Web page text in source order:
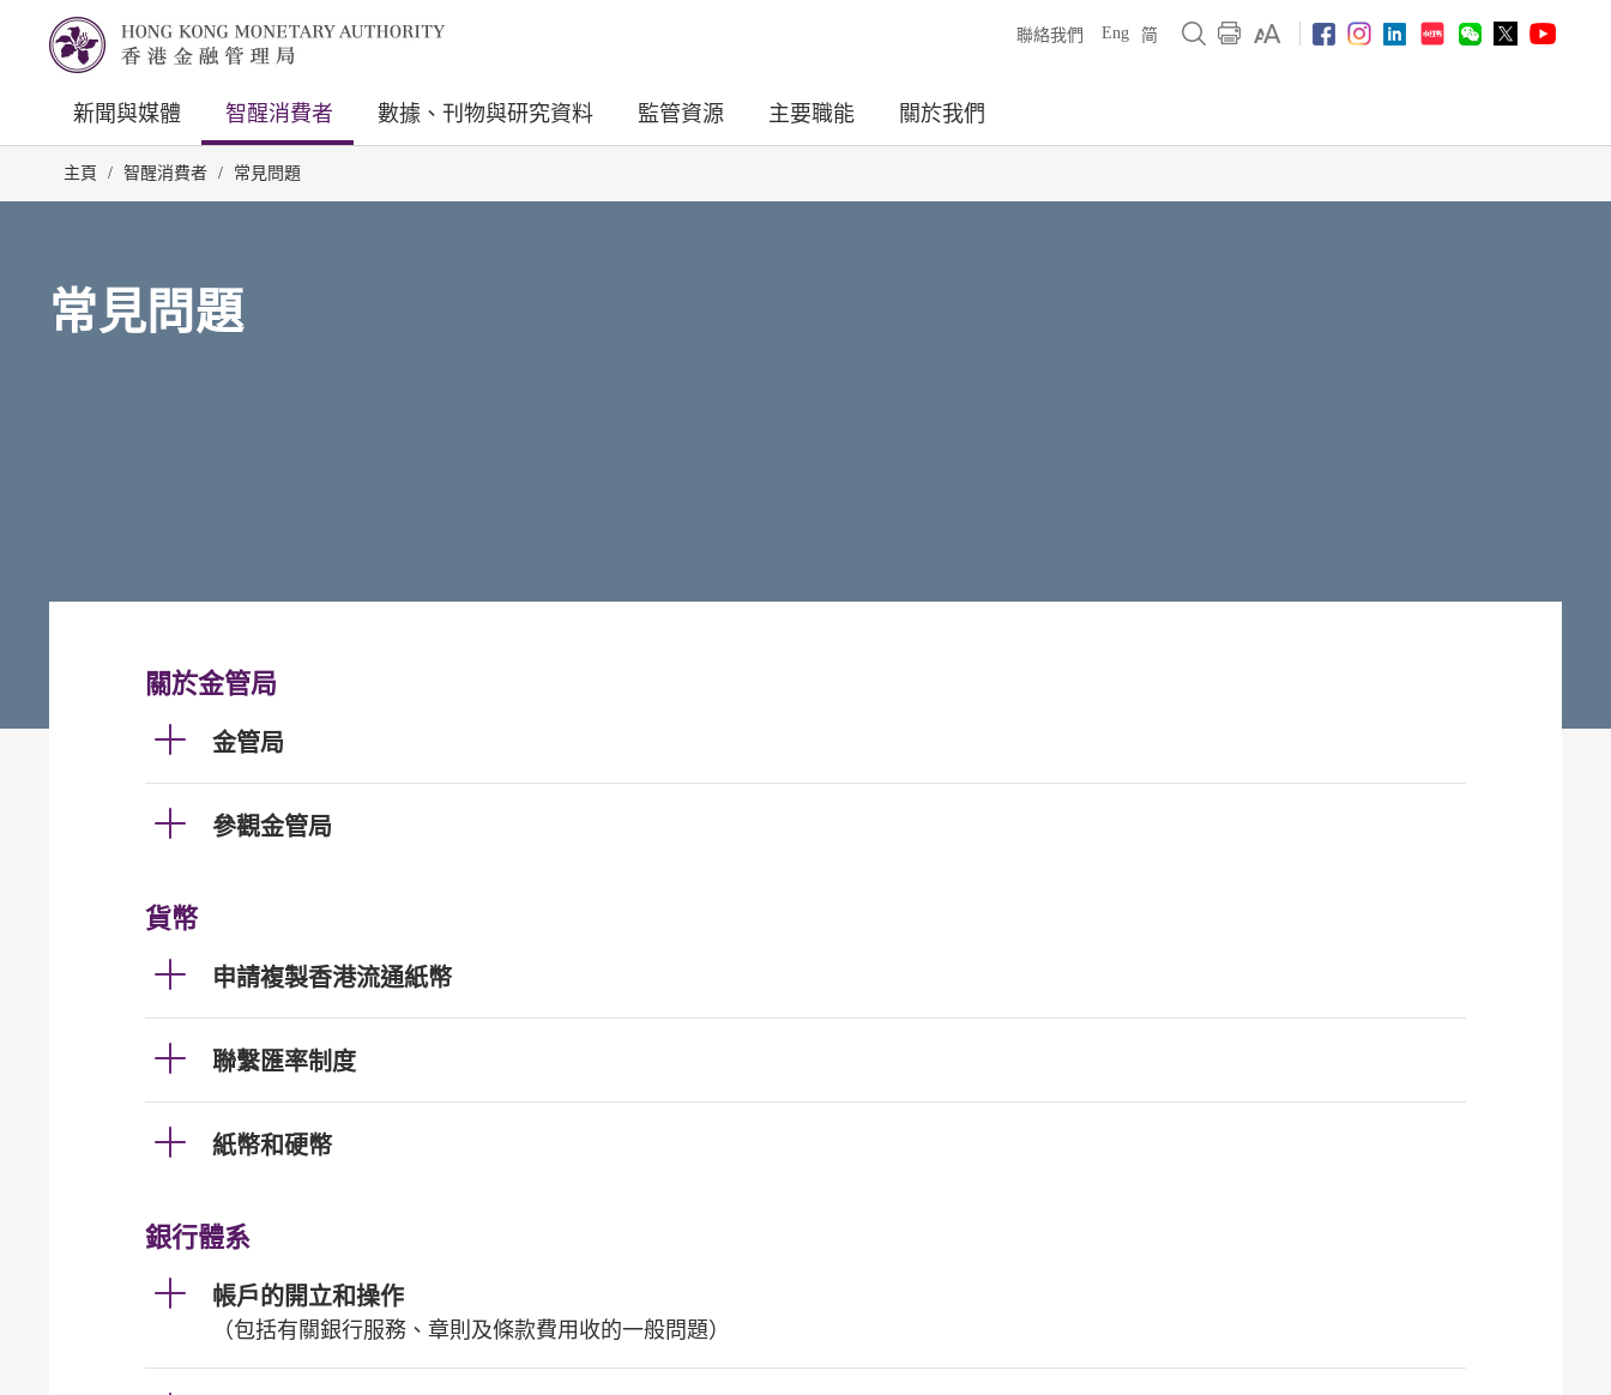
聯絡我們 Eng 简
新聞與媒體 智醒消費者 數據、刊物與研究資料 監管資源 主要職能 關於我們
主頁 / 智醒消費者 / 常見問題
常見問題
關於金管局
金管局
參觀金管局
貨幣
申請複製香港流通紙幣
聯繫匯率制度
紙幣和硬幣
銀行體系
帳戶的開立和操作
（包括有關銀行服務、章則及條款費用收的一般問題）